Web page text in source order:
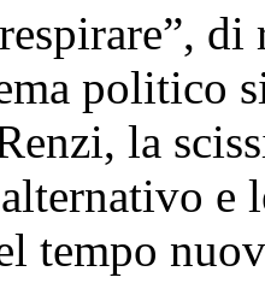
politico
la
e
tempo